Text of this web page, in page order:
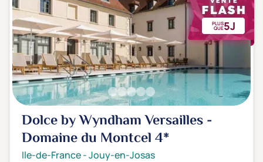
PLUS
QUE5J
Dolce by Wyndham Versailles -
Domaine du Montcel4*
Ile-de-France-Jouy-en-Josas